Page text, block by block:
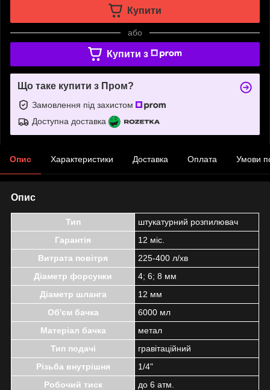
Купити
або
Купити з
Що таке купити з Пром?
Замовлення під захистом
Доступна доставка
Опис Характеристики Доставка Оплата Умови
Опис
Тип
штукатурний розпилювач
Гарантія
12 міс.
Витрата повітря
225-400 л/хв
Діаметр форсунки
4; 6; 8 мм
Діаметр шланга
12 мм
Об'єм бачка
6000 мл
Матеріал бачка
метал
Тип подачі
гравітаційний
Різьба внутрішня
1/4"
Робочий тиск
до 6 атм.